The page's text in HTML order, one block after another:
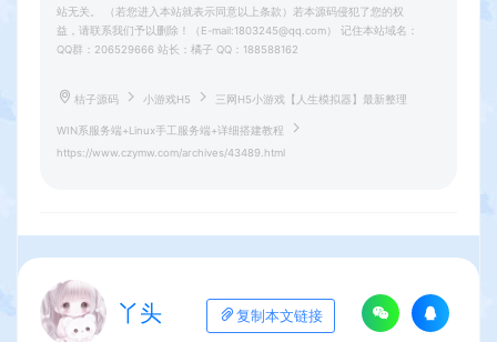
站无关。 （若您进入本站就表示同意以上条款）若本源码侵犯了您的权
益，请联系我们予以删除！（E-mail:1803245@qq.com） 记住本站域名：
QQ群：206529666 站长：橘子 QQ：188588162
桔子源码 小游戏H5 三网H5小游戏【人生模拟器】最新整理
WIN系服务端+Linux手工服务端+详细搭建教程
https://www.czymw.com/archives/43489.html
丫头 复制本文链接